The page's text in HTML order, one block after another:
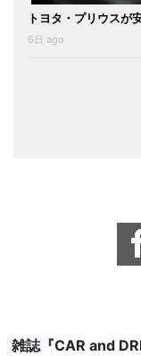
トヨタ・プリウスが
6日 ago
雑誌『CAR and